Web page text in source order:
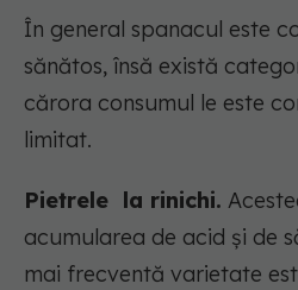
În general spanacul este
sănătos, însă există
cărora consumul le este
limitat.
Pietrele la rinichi.
acumularea de acid și de
mai frecventă varietate